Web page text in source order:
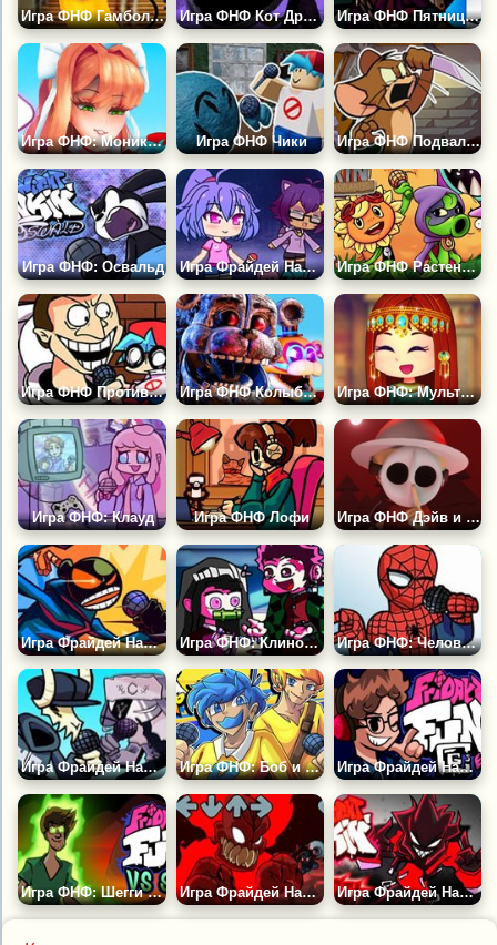
Игра ФНФ Гамбол: Банана Фанкин Игра ФНФ Кот Дремот: Кровавые Сны Игра ФНФ Пятница 13: Джейсон Вурхиз
Игра ФНФ: Моника Hd Игра ФНФ Чики Игра ФНФ Подвальное Шоу: Том и Джерри Крипипаста
Игра ФНФ: Освальд Игра Фрайдей Найт Фанкин: Гача Лайф Игра ФНФ Растения Против Зомби 2
Игра ФНФ Против Скибиди Туалета Игра ФНФ Колыбельная Гипно: ФНАФ Микс Игра ФНФ: Мультивселенная Мода Гёрлфренд
Игра ФНФ: Клауд Игра ФНФ Лофи Игра ФНФ Дэйв и Бамби: Мёртвый Лес 3Д
Игра Фрайдей Найт Фанкин: Уитти Игра ФНФ: Клинок Рассекающий Демонов Игра ФНФ: Человек Паук
Игра Фрайдей Найт Фанкин: Таби Против Рува Игра ФНФ: Боб и Босип Игра Фрайдей Найт Фанкин: CG5
Игра ФНФ: Шегги 2.5 Игра Фрайдей Найт Фанкин: Трикки 2 Игра Фрайдей Найт Фанкин: Аготи